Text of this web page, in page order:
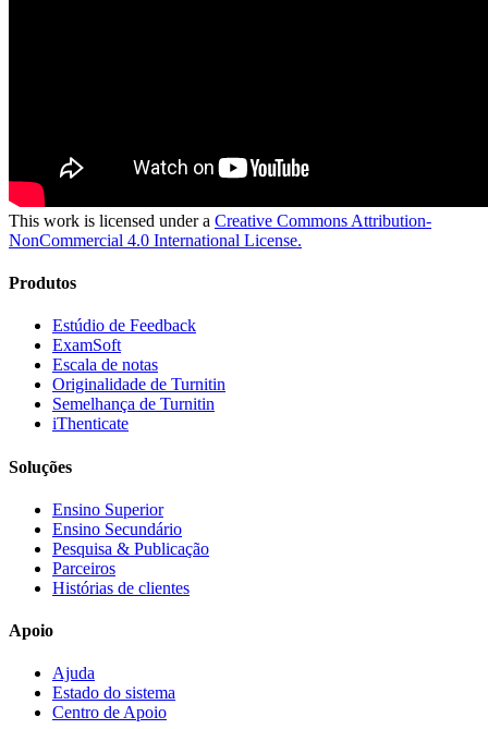
This work is licensed under a Creative Commons Attribution-
NonCommercial 4.0 International License.
Produtos
Estúdio de Feedback
ExamSoft
Escala de notas
Originalidade de Turnitin
Semelhança de Turnitin
iThenticate
Soluções
Ensino Superior
Ensino Secundário
Pesquisa & Publicação
Parceiros
Histórias de clientes
Apoio
Ajuda
Estado do sistema
Centro de Apoio